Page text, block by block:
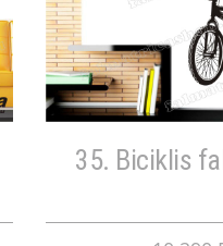
35. Biciklis